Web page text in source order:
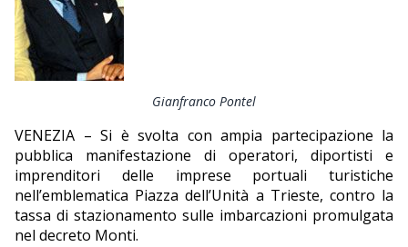
Gianfranco Pontel
VENEZIA – Si è svolta con ampia partecipazione la
pubblica manifestazione di operatori, diportisti e
imprenditori delle imprese portuali turistiche
nell’emblematica Piazza dell’Unità a Trieste, contro la
tassa di stazionamento sulle imbarcazioni promulgata
nel decreto Monti.